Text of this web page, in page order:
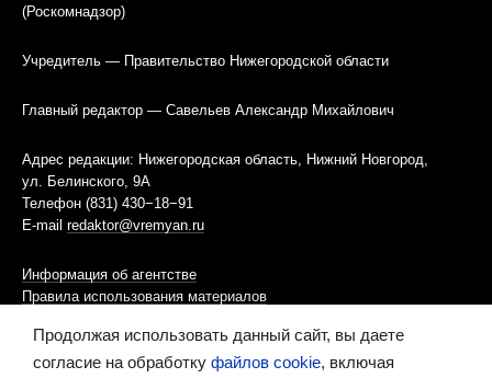
(Роскомнадзор)
Учредитель — Правительство Нижегородской области
Главный редактор — Савельев Александр Михайлович
Адрес редакции: Нижегородская область, Нижний Новгород,
ул. Белинского, 9А
Телефон (831) 430−18−91
E-mail redaktor@vremyan.ru
Информация об агентстве
Правила использования материалов
Информационная политика использования «cookies»-файлов
Продолжая использовать данный сайт, вы даете
согласие на обработку файлов cookie, включая